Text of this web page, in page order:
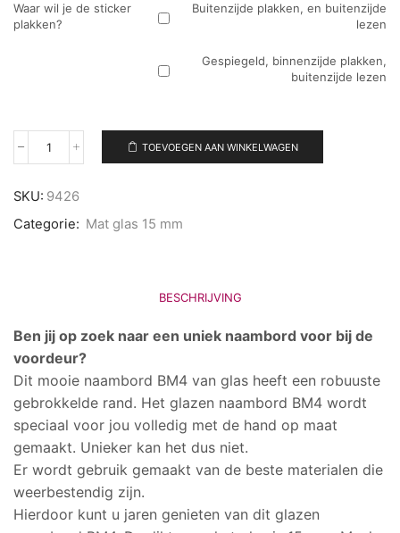
Waar wil je de sticker
plakken?
Buitenzijde plakken, en buitenzijde
lezen
Gespiegeld, binnenzijde plakken,
buitenzijde lezen
Naambord
TOEVOEGEN AAN WINKELWAGEN
SKU: 9426
Categorie: Mat glas 15 mm
BESCHRIJVING
Ben jij op zoek naar een uniek naambord voor bij de
voordeur?
Dit mooie naambord BM4 van glas heeft een robuuste
gebrokkelde rand. Het glazen naambord BM4 wordt
speciaal voor jou volledig met de hand op maat
gemaakt. Unieker kan het dus niet.
Er wordt gebruik gemaakt van de beste materialen die
weerbestendig zijn.
Hierdoor kunt u jaren genieten van dit glazen